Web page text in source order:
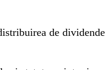
de dividende